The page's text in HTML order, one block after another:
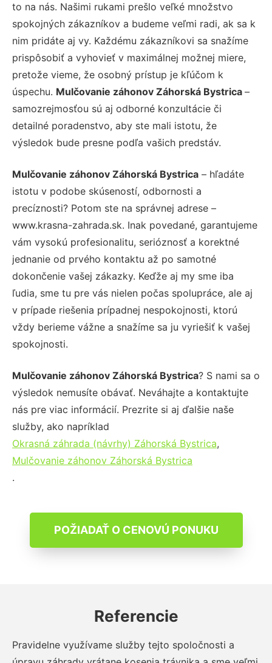
to na nás. Našimi rukami prešlo veľké množstvo
spokojných zákazníkov a budeme veľmi radi, ak sa k
nim pridáte aj vy. Každému zákazníkovi sa snažíme
prispôsobiť a vyhovieť v maximálnej možnej miere,
pretože vieme, že osobný prístup je kľúčom k
úspechu. Mulčovanie záhonov Záhorská Bystrica –
samozrejmosťou sú aj odborné konzultácie či
detailné poradenstvo, aby ste mali istotu, že
výsledok bude presne podľa vašich predstáv.
Mulčovanie záhonov Záhorská Bystrica – hľadáte
istotu v podobe skúseností, odbornosti a
precíznosti? Potom ste na správnej adrese –
www.krasna-zahrada.sk. Inak povedané, garantujeme
vám vysokú profesionalitu, serióznosť a korektné
jednanie od prvého kontaktu až po samotné
dokončenie vašej zákazky. Keďže aj my sme iba
ľudia, sme tu pre vás nielen počas spolupráce, ale aj
v prípade riešenia prípadnej nespokojnosti, ktorú
vždy berieme vážne a snažíme sa ju vyriešiť k vašej
spokojnosti.
Mulčovanie záhonov Záhorská Bystrica? S nami sa o
výsledok nemusíte obávať. Neváhajte a kontaktujte
nás pre viac informácií. Prezrite si aj ďalšie naše
služby, ako napríklad
Okrasná záhrada (návrhy) Záhorská Bystrica,
Mulčovanie záhonov Záhorská Bystrica
.
POŽIADAŤ O CENOVÚ PONUKU
Referencie
Pravidelne využívame služby tejto spoločnosti a